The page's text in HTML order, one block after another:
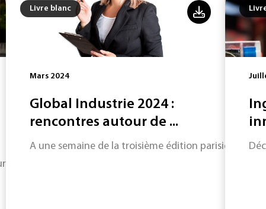
des Trophées NextMove 2023, acteurs de l'écomobilité.
Livre blanc
Mars 2024
Global Industrie 2024 :
rencontres autour de ...
A une semaine de la troisième édition parisienne,